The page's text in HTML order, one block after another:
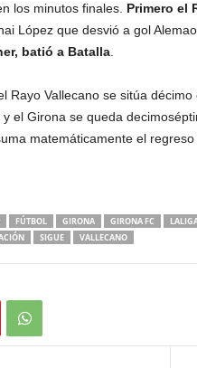
los minutos finales. Primero el
López que desvió a gol
batió a Batalla.
Rayo Vallecano se sitúa
el Girona se queda
matemáticamente el
FÚTBOL GIRONA GIRONA FC
SIGUE VALLECANO